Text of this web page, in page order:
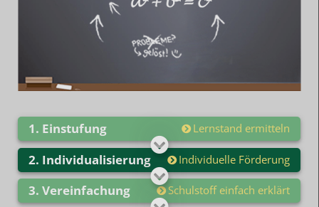
Einstufung Lernstand ermitteln
Individualisierung Individuelle Förderung
Vereinfachung Schulstoff einfach erklärt